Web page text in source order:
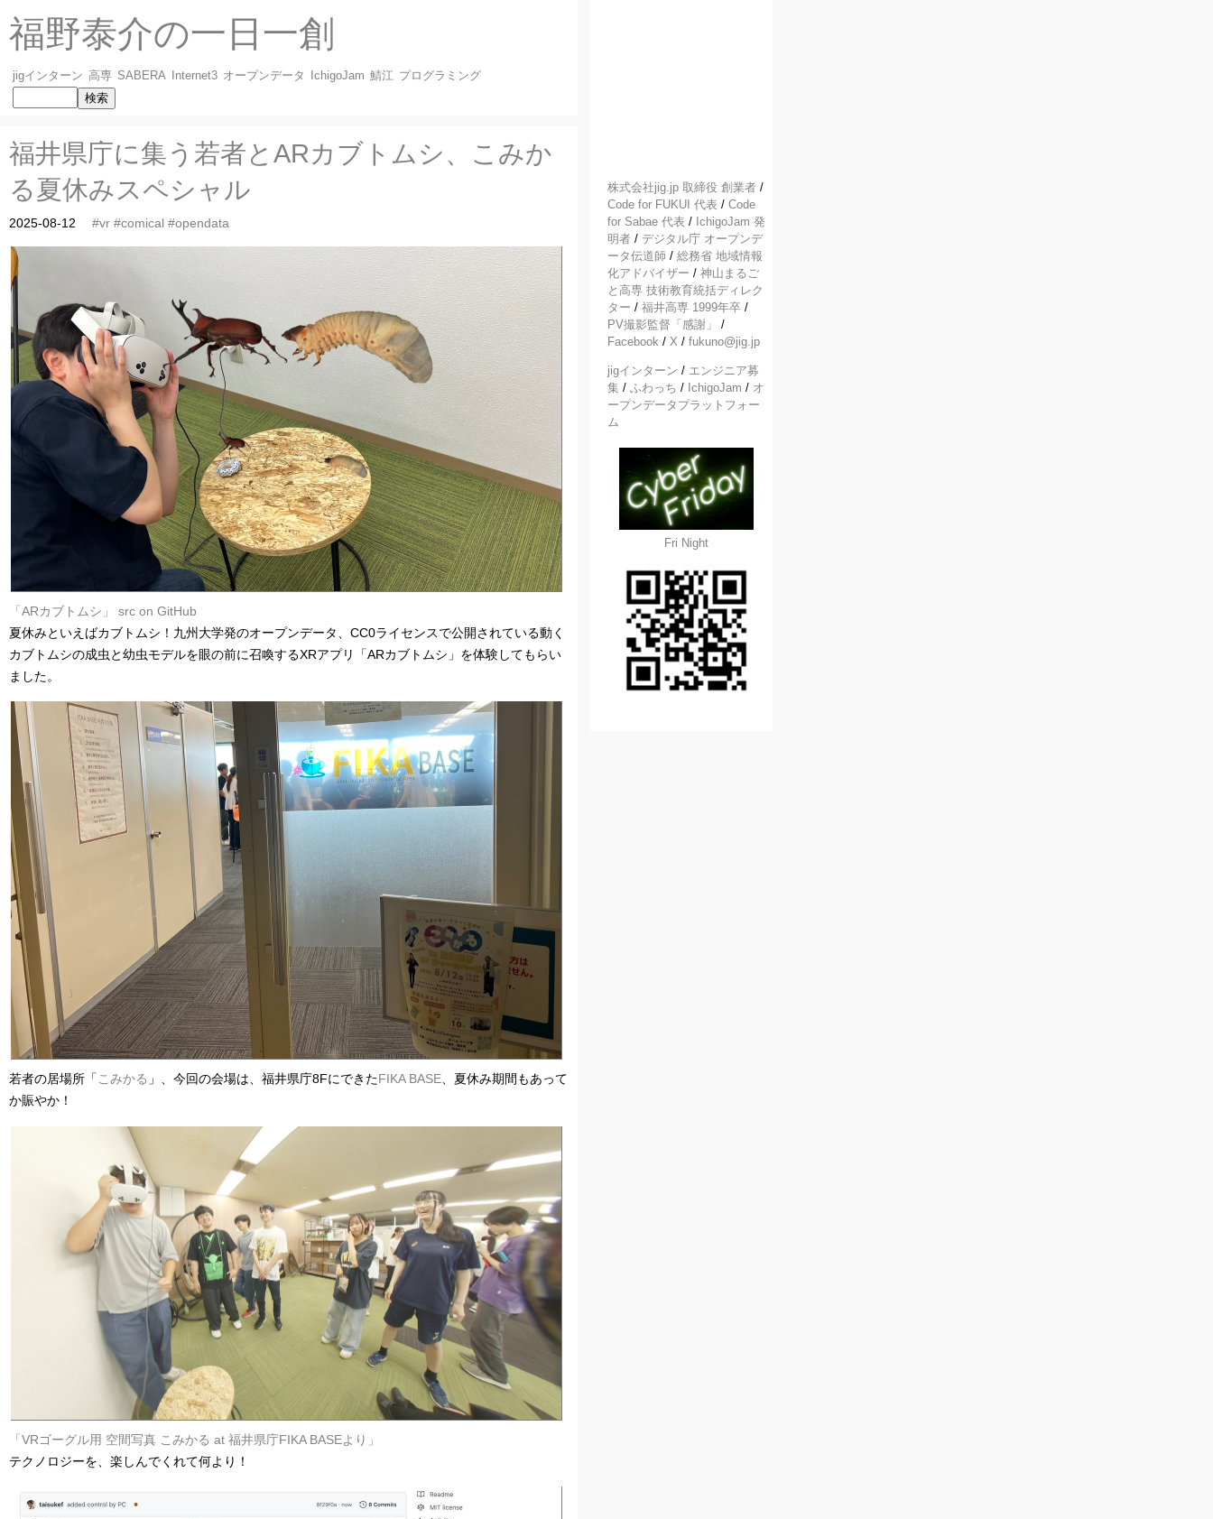
福野泰介の一日一創
jigインターン 高専 SABERA Internet3 オープンデータ IchigoJam 鯖江 プログラミング
福井県庁に集う若者とARカブトムシ、こみか
る夏休みスペシャル
2025-08-12 #vr #comical #opendata
「ARカブトムシ」
src on GitHub
夏休みといえばカブトムシ！九州大学発のオープンデータ、CC0ライセンスで公開されている動く
カブトムシの成虫と幼虫モデルを眼の前に召喚するXRアプリ「ARカブトムシ」を体験してもらい
ました。
若者の居場所「 こみかる 」、今回の会場は、福井県庁8FにできたFIKA BASE 、夏休み期間もあって
か賑やか！
「VRゴーグル用 空間写真 こみかる at 福井県庁FIKA BASEより」
テクノロジーを、楽しんでくれて何より！
株式会社jig.jp 取締役 創業者 /
Code for FUKUI 代表 / Code
for Sabae 代表 / IchigoJam 発
明者 / デジタル庁 オープンデ
ータ伝道師 / 総務省 地域情報
化アドバイザー / 神山まるご
と高専 技術教育統括ディレク
ター / 福井高専 1999年卒 /
PV撮影監督「感謝」
/
Facebook / X / fukuno@jig.jp
jigインターン / エンジニア募
集 / ふわっち / IchigoJam / オ
ープンデータプラットフォー
ム
Fri Night